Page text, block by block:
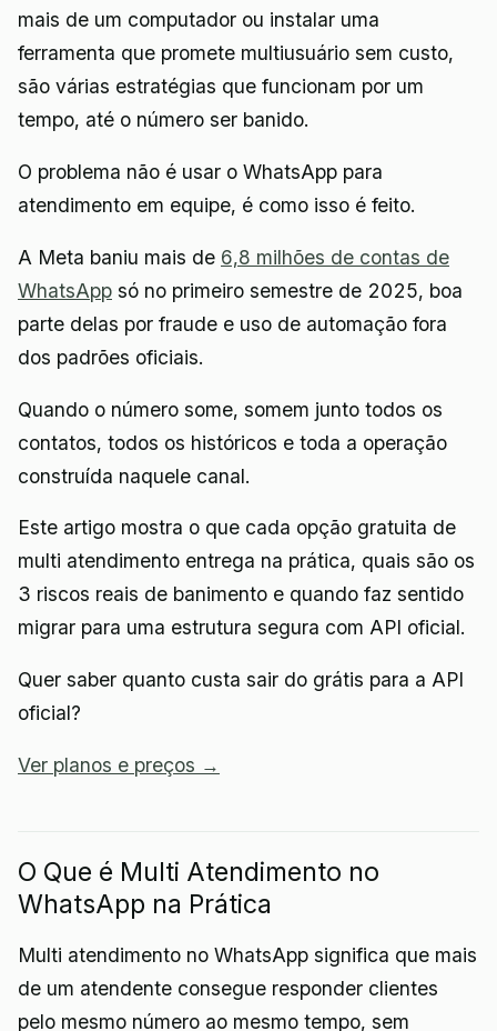
mais de um computador ou instalar uma
ferramenta que promete multiusuário sem custo,
são várias estratégias que funcionam por um
tempo, até o número ser banido.
O problema não é usar o WhatsApp para
atendimento em equipe, é como isso é feito.
A Meta baniu mais de 6,8 milhões de contas de
WhatsApp só no primeiro semestre de 2025, boa
parte delas por fraude e uso de automação fora
dos padrões oficiais.
Quando o número some, somem junto todos os
contatos, todos os históricos e toda a operação
construída naquele canal.
Este artigo mostra o que cada opção gratuita de
multi atendimento entrega na prática, quais são os
3 riscos reais de banimento e quando faz sentido
migrar para uma estrutura segura com API oficial.
Quer saber quanto custa sair do grátis para a API
oficial?
Ver planos e preços →
O Que é Multi Atendimento no
WhatsApp na Prática
Multi atendimento no WhatsApp significa que mais
de um atendente consegue responder clientes
pelo mesmo número ao mesmo tempo, sem